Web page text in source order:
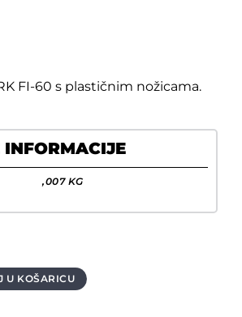
FI-60 s plastičnim nožicama.
,007 KG
U KOŠARICU